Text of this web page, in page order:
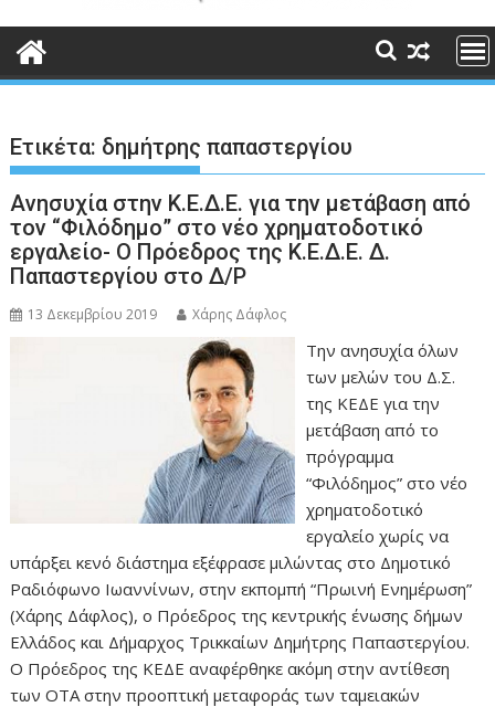
Ετικέτα: δημήτρης παπαστεργίου
Ανησυχία στην Κ.Ε.Δ.Ε. για την μετάβαση από
τον “Φιλόδημο” στο νέο χρηματοδοτικό
εργαλείο- Ο Πρόεδρος της Κ.Ε.Δ.Ε. Δ.
Παπαστεργίου στο Δ/Ρ
13 Δεκεμβρίου 2019 Χάρης Δάφλος
Την ανησυχία όλων
των μελών του Δ.Σ.
της ΚΕΔΕ για την
μετάβαση από το
πρόγραμμα
“Φιλόδημος” στο νέο
χρηματοδοτικό
εργαλείο χωρίς να
υπάρξει κενό διάστημα εξέφρασε μιλώντας στο Δημοτικό
Ραδιόφωνο Ιωαννίνων, στην εκπομπή “Πρωινή Ενημέρωση”
(Χάρης Δάφλος), ο Πρόεδρος της κεντρικής ένωσης δήμων
Ελλάδος και Δήμαρχος Τρικκαίων Δημήτρης Παπαστεργίου.
Ο Πρόεδρος της ΚΕΔΕ αναφέρθηκε ακόμη στην αντίθεση
των ΟΤΑ στην προοπτική μεταφοράς των ταμειακών